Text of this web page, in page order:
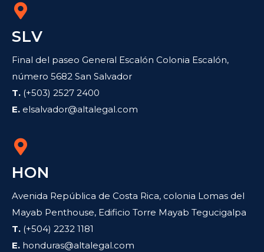
SLV
Final del paseo General Escalón Colonia Escalón,
número 5682 San Salvador
T. (+503) 2527 2400
E. elsalvador@altalegal.com
HON
Avenida República de Costa Rica, colonia Lomas del
Mayab Penthouse, Edificio Torre Mayab Tegucigalpa
T. (+504) 2232 1181
E. honduras@altalegal.com